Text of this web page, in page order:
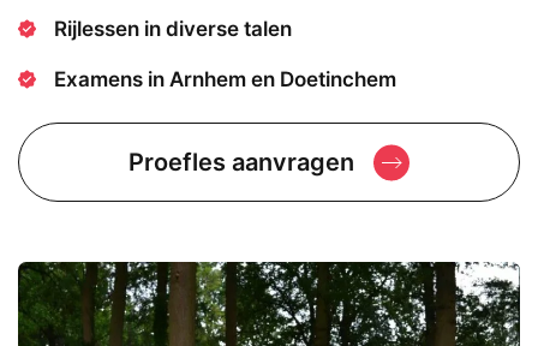
Rijlessen in diverse talen
Examens in Arnhem en Doetinchem
Proefles aanvragen